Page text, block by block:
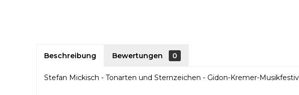
Beschreibung Bewertungen 0
Stefan Mickisch - Tonarten und Sternzeichen - Gidon-Kremer-